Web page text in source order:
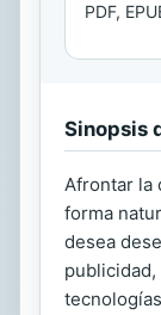
PDF,
Sinopsis
Afrontar la
forma
desea